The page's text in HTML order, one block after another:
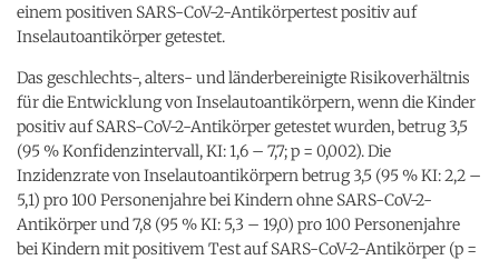
einem positiven SARS-CoV-2-Antikörpertest positiv auf
Inselautoantikörper getestet.
Das geschlechts-, alters- und länderbereinigte Risikoverhältnis
für die Entwicklung von Inselautoantikörpern, wenn die Kinder
positiv auf SARS-CoV-2-Antikörper getestet wurden, betrug 3,5
(95 % Konfidenzintervall, KI: 1,6 – 7,7; p = 0,002). Die
Inzidenzrate von Inselautoantikörpern betrug 3,5 (95 % KI: 2,2 –
5,1) pro 100 Personenjahre bei Kindern ohne SARS-CoV-2-
Antikörper und 7,8 (95 % KI: 5,3 – 19,0) pro 100 Personenjahre
bei Kindern mit positivem Test auf SARS-CoV-2-Antikörper (p =